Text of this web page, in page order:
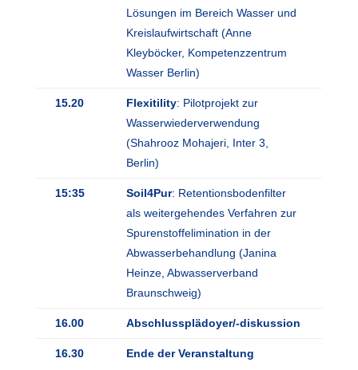
Lösungen im Bereich Wasser und
Kreislaufwirtschaft (Anne
Kleyböcker, Kompetenzzentrum
Wasser Berlin)
15.20 Flexitility: Pilotprojekt zur
Wasserwiederverwendung
(Shahrooz Mohajeri, Inter 3,
Berlin)
15:35 Soil4Pur: Retentionsbodenfilter
als weitergehendes Verfahren zur
Spurenstoffelimination in der
Abwasserbehandlung (Janina
Heinze, Abwasserverband
Braunschweig)
16.00 Abschlussplädoyer/-diskussion
16.30 Ende der Veranstaltung